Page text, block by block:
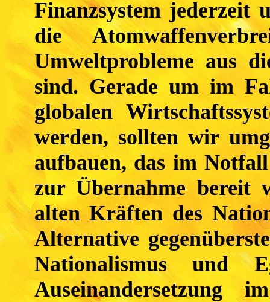
Finanzsystem jederzeit
die
Umweltprobleme aus
sind. Gerade um im
globalen
werden, sollten wir
aufbauen, das im
zur Übernahme bereit
alten Kräften des
Alternative
Nationalismus und